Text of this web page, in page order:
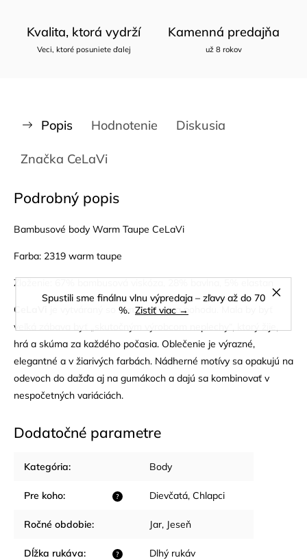
Spustili sme finálnu vlnu výpredaja – zľavy až do 70
%. Zistiť viac →
Kvalita, ktorá vydrží
Veci, ktoré posuniete ďalej
Kamenná predajňa
už 8 rokov
Popis Hodnotenie Diskusia
Značka CeLaVi
Podrobný popis
Bambusové body Warm Taupe CeLaVi
Farba: 2319 warm taupe
Zloženie: 67% bambusová viskóza, 28% bavlna, 5% elastan
CeLaVi
je vytváraný so zameraním na pohodu. Mala by byť
veľká zábava byť „skutočným výrobcom neplechy“, ktorý žije,
hrá a skúma za každého počasia. Oblečenie je výrazné,
elegantné a v žiarivých farbách. Nádherné motívy sa opakujú na
odevoch do dažďa aj na gumákoch a dajú sa kombinovať v
nespočetných variáciách.
Dodatočné parametre
Kategória: Body
?
Pre koho: Dievčatá, Chlapci
Ročné obdobie: Jar, Jeseň
?
Dĺžka rukáva: Dlhý rukáv